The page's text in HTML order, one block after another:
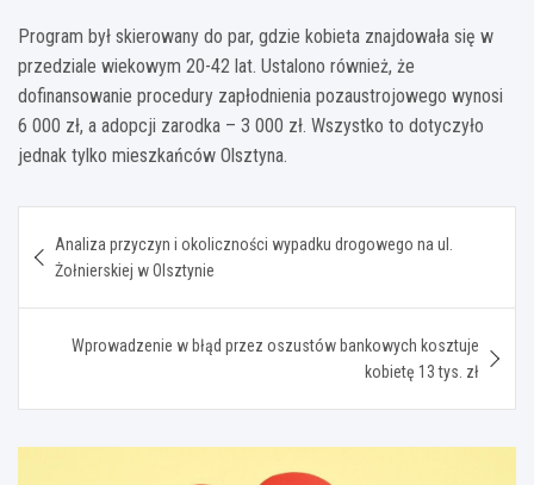
Program był skierowany do par, gdzie kobieta znajdowała się w
przedziale wiekowym 20-42 lat. Ustalono również, że
dofinansowanie procedury zapłodnienia pozaustrojowego wynosi
6 000 zł, a adopcji zarodka – 3 000 zł. Wszystko to dotyczyło
jednak tylko mieszkańców Olsztyna.
wpisu
Analiza przyczyn i okoliczności wypadku drogowego na ul.
Żołnierskiej w Olsztynie
Wprowadzenie w błąd przez oszustów bankowych kosztuje
kobietę 13 tys. zł